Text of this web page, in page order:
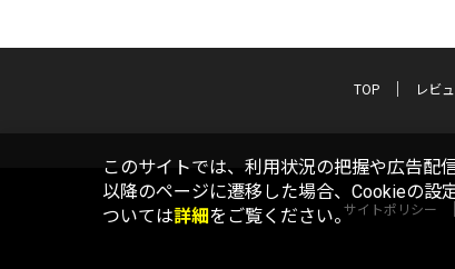
TOP レビ
サイトポリシー
このサイトでは、利用状況の把握や広告配
以降のページに遷移した場合、Cookieの設
ついては詳細をご覧ください。